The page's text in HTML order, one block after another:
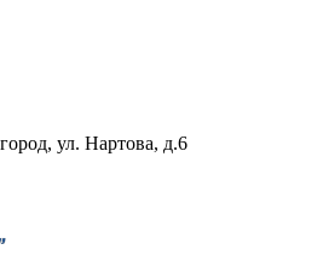
ул. Нартова, д.6